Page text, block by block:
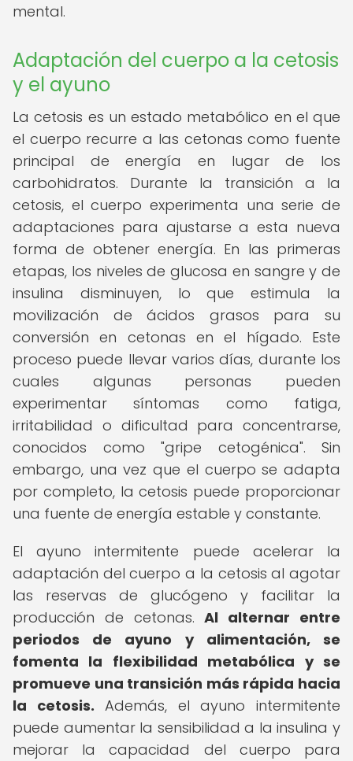
mental.
Adaptación del cuerpo a la cetosis
y el ayuno
La cetosis es un estado metabólico en el que
el cuerpo recurre a las cetonas como fuente
principal de energía en lugar de los
carbohidratos. Durante la transición a la
cetosis, el cuerpo experimenta una serie de
adaptaciones para ajustarse a esta nueva
forma de obtener energía. En las primeras
etapas, los niveles de glucosa en sangre y de
insulina disminuyen, lo que estimula la
movilización de ácidos grasos para su
conversión en cetonas en el hígado. Este
proceso puede llevar varios días, durante los
cuales algunas personas pueden
experimentar síntomas como fatiga,
irritabilidad o dificultad para concentrarse,
conocidos como "gripe cetogénica". Sin
embargo, una vez que el cuerpo se adapta
por completo, la cetosis puede proporcionar
una fuente de energía estable y constante.
El ayuno intermitente puede acelerar la
adaptación del cuerpo a la cetosis al agotar
las reservas de glucógeno y facilitar la
producción de cetonas.Al alternar entre
periodos de ayuno y alimentación, se
fomenta la flexibilidad metabólica y se
promueve una transición más rápida hacia
la cetosis. Además, el ayuno intermitente
puede aumentar la sensibilidad a la insulina y
mejorar la capacidad del cuerpo para